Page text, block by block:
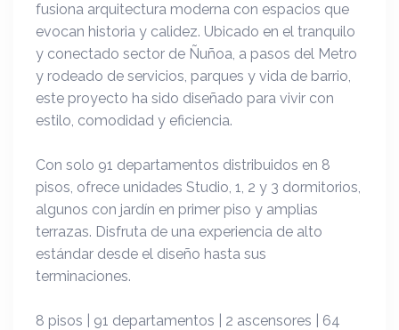
fusiona arquitectura moderna con espacios que
evocan historia y calidez. Ubicado en el tranquilo
y conectado sector de Ñuñoa, a pasos del Metro
y rodeado de servicios, parques y vida de barrio,
este proyecto ha sido diseñado para vivir con
estilo, comodidad y eficiencia.
Con solo 91 departamentos distribuidos en 8
pisos, ofrece unidades Studio, 1, 2 y 3 dormitorios,
algunos con jardín en primer piso y amplias
terrazas. Disfruta de una experiencia de alto
estándar desde el diseño hasta sus
terminaciones.
8 pisos | 91 departamentos | 2 ascensores | 64